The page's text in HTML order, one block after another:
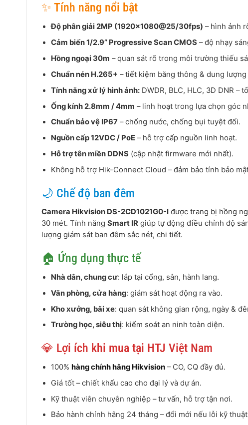
✨ Tính năng nổi bật
Độ phân giải 2MP (1920×1080@25/30fps) – hình ảnh
Cảm biến 1/2.9” Progressive Scan CMOS – độ nhạy
Hồng ngoại 30m – quan sát rõ trong môi trường thiếu
Chuẩn nén H.265+ – tiết kiệm băng thông & dung
Tính năng xử lý hình ảnh: DWDR, BLC, HLC, 3D DNR –
Ống kính 2.8mm / 4mm – linh hoạt trong lựa chọn góc
Chuẩn bảo vệ IP67 – chống nước, chống bụi tuyệt đối.
Nguồn cấp 12VDC / PoE – hỗ trợ cấp nguồn linh hoạt.
Hỗ trợ tên miền DDNS (cập nhật firmware mới nhất).
Không hỗ trợ Hik-Connect Cloud – đảm bảo tính bảo
🌙 Chế độ ban đêm
Camera Hikvision DS-2CD1021G0-I được trang bị hồng
30 mét. Tính năng Smart IR giúp tự động điều chỉnh độ
lượng giám sát ban đêm sắc nét, chi tiết.
🏠 Ứng dụng thực tế
Nhà dân, chung cư: lắp tại cổng, sân, hành lang.
Văn phòng, cửa hàng: giám sát hoạt động ra vào.
Kho xưởng, bãi xe: quan sát không gian rộng, ngày &
Trường học, siêu thị: kiểm soát an ninh toàn diện.
💎 Lợi ích khi mua tại HTJ Việt Nam
100%hàng chính hãng Hikvision – CO, CQ đầy đủ.
Giá tốt – chiết khấu cao cho đại lý và dự án.
Kỹ thuật viên chuyên nghiệp – tư vấn, hỗ trợ tận nơi.
Bảo hành chính hãng 24 tháng – đổi mới nếu lỗi kỹ